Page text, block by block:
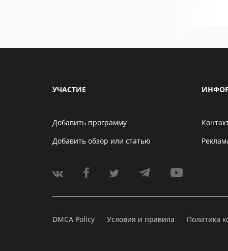
УЧАСТИЕ
Добавить программу
Добавить обзор или статью
DMCA Policy Условия и правила Политика